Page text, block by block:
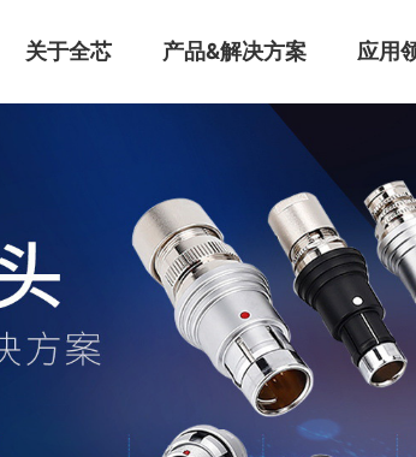
关于全芯 产品&解决方案 应用